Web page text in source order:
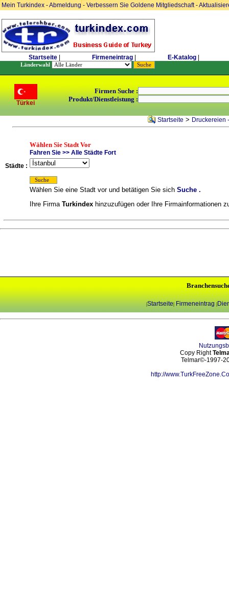
Mein Turkindex -Abmeldung- Verbessern Sie Goldene Mitgliedschaft-
Startseite Firmeneintrag E-Katalog
Länderwahl
Türkei
Firmen Suche :
Produkt/Dienstleistung :
Startseite > Druckereien
Wählen Sie Stadt Vor
Fahren Sie >> Alle Städte Fort
Städte :
Wählen Sie eine Stadt vor und betätigen Sie sich Suche .
Ihre Firma Turkindex hinzuzufügen oder Ihre Firmainformationen
|Startseite| Firmeneintrag |
Copy Right
Telmar©-1997-
http://